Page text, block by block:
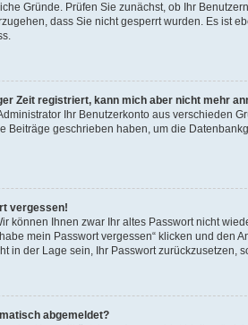
Gründe. Prüfen Sie zunächst, ob Ihr
dass Sie nicht gesperrt wurden. Es ist
Zeit registriert, kann mich aber nicht mehr
Ihr Benutzerkonto aus verschieden
Beiträge geschrieben haben, um die
vergessen!
können Ihnen zwar Ihr altes Passwort nicht
mein Passwort vergessen“ klicken und
in der Lage sein, Ihr Passwort zurückzusetzen,
abgemeldet?